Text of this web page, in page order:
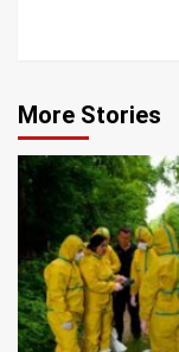
More Stories